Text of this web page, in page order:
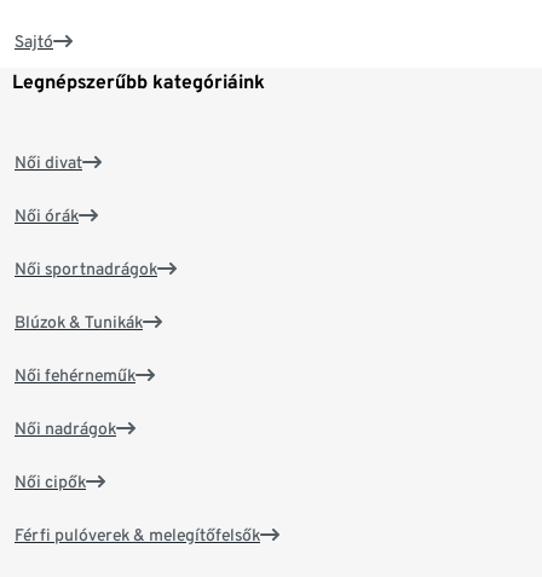
Sajtó
Legnépszerűbb kategóriáink
Női divat
Női órák
Női sportnadrágok
Blúzok & Tunikák
Női fehérneműk
Női nadrágok
Női cipők
Férfi pulóverek & melegítőfelsők